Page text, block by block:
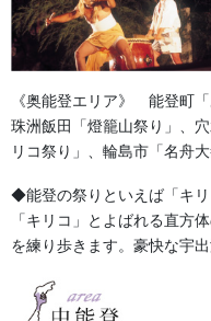
《奥能登エリア》 能登町
珠洲飯田「燈籠山祭り」、
リコ祭り」、輪島市「名舟大
◆能登の祭りといえば「キリ
「キリコ」とよばれる直方
を練り歩きます。豪快な宇